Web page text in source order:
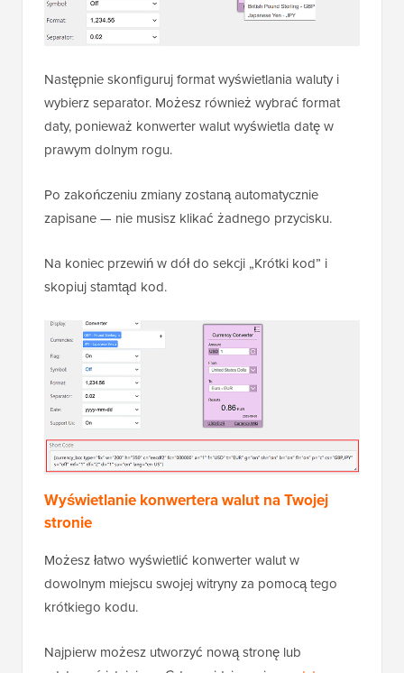
Następnie skonfiguruj format wyświetlania waluty i
wybierz separator. Możesz również wybrać format
daty, ponieważ konwerter walut wyświetla datę w
prawym dolnym rogu.
Po zakończeniu zmiany zostaną automatycznie
zapisane — nie musisz klikać żadnego przycisku.
Na koniec przewiń w dół do sekcji „Krótki kod” i
skopiuj stamtąd kod.
Wyświetlanie konwertera walut na Twojej
stronie
Możesz łatwo wyświetlić konwerter walut w
dowolnym miejscu swojej witryny za pomocą tego
krótkiego kodu.
Najpierw możesz utworzyć nową stronę lub